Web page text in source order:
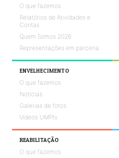
O que fazemos
Relatórios de Atividades e
Contas
Quem Somos 2026
Representações em parceria
ENVELHECIMENTO
O que fazemos
Notícias
Galerias de fotos
Vídeos UMPtv
REABILITAÇÃO
O que fazemos